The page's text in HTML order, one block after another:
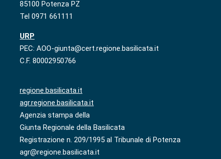
85100 Potenza PZ
Tel 0971 661111
URP
PEC: AOO-giunta@cert.regione.basilicata.it
C.F. 80002950766
regione.basilicata.it
agr.regione.basilicata.it
Agenzia stampa della
Giunta Regionale della Basilicata
Registrazione n. 209/1995 al Tribunale di Potenza
agr@regione.basilicata.it